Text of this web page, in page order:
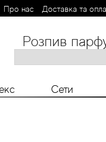
Про нас Доставка та
M N O P R S T
Розпив
Сети